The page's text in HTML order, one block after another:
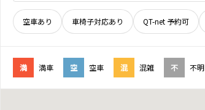
空車あり 車椅子対応あり QT-net 予約可
満 満車 空 空車 混 混雑 不 不明